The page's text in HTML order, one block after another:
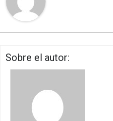
Sobre el autor: